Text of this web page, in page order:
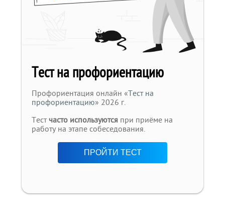
Тест на профориентацию
Профориентация онлайн «Тест на
профориентацию» 2026 г.
Тестчасто используются при приёме на
работу на этапе собеседования.
ПРОЙТИ ТЕСТ